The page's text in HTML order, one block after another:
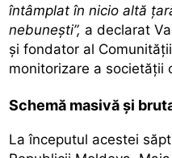
întâmplat în nicio altă
nebunești”, a declarat
și fondator al
monitorizare a societății
Schemă masivă și
La începutul acestei